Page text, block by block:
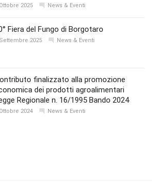
2025 News & Eventi
Fiera del Fungo di Borgotaro
2025 News & Eventi
finalizzato alla promozione
dei prodotti agroalimentari
Regionale n. 16/1995 Bando 2024
2024 News & Eventi